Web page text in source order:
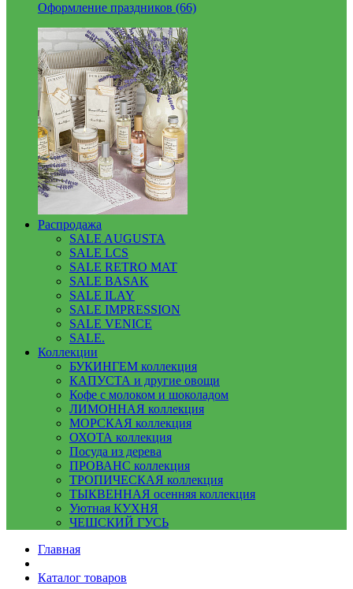
Оформление праздников (66)
Распродажа
SALE AUGUSTA
SALE LCS
SALE RETRO MAT
SALE BASAK
SALE ILAY
SALE IMPRESSION
SALE VENICE
SALE.
Коллекции
БУКИНГЕМ коллекция
КАПУСТА и другие овощи
Кофе с молоком и шоколадом
ЛИМОННАЯ коллекция
МОРСКАЯ коллекция
ОХОТА коллекция
Посуда из дерева
ПРОВАНС коллекция
ТРОПИЧЕСКАЯ коллекция
ТЫКВЕННАЯ осенняя коллекция
Уютная КУХНЯ
ЧЕШСКИЙ ГУСЬ
Главная
Каталог товаров